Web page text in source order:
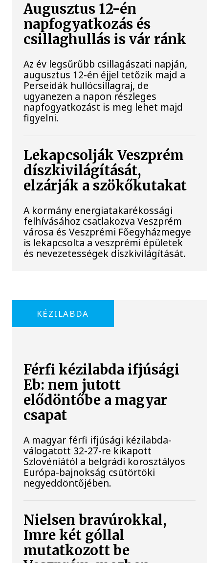
Augusztus 12-én
napfogyatkozás és
csillaghullás is vár ránk
Az év legsűrűbb csillagászati napján,
augusztus 12-én éjjel tetőzik majd a
Perseidák hullócsillagraj, de
ugyanezen a napon részleges
napfogyatkozást is meg lehet majd
figyelni.
Lekapcsolják Veszprém
díszkivilágítását,
elzárják a szökőkutakat
A kormány energiatakarékossági
felhívásához csatlakozva Veszprém
városa és Veszprémi Főegyházmegye
is lekapcsolta a veszprémi épületek
és nevezetességek díszkivilágítását.
KÉZILABDA
Férfi kézilabda ifjúsági
Eb: nem jutott
elődöntőbe a magyar
csapat
A magyar férfi ifjúsági kézilabda-
válogatott 32-27-re kikapott
Szlovéniától a belgrádi korosztályos
Európa-bajnokság csütörtöki
negyeddöntőjében.
Nielsen bravúrokkal,
Imre két góllal
mutatkozott be